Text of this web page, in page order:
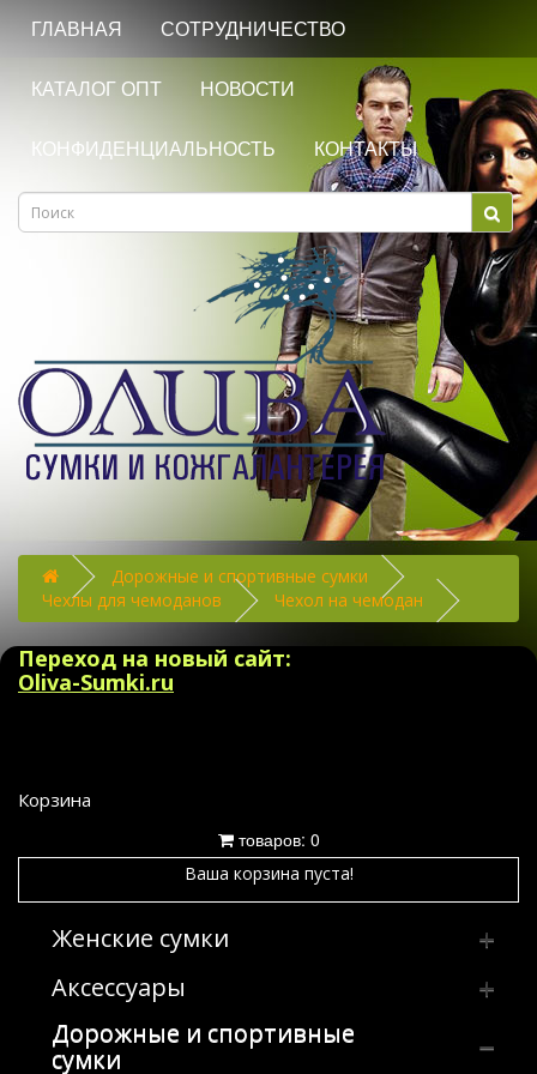
ГЛАВНАЯ СОТРУДНИЧЕСТВО
КАТАЛОГ ОПТ НОВОСТИ
КОНФИДЕНЦИАЛЬНОСТЬ КОНТАКТЫ
Дорожные и спортивные сумки
Чехлы для чемоданов
Чехол на чемодан
Переход на новый сайт:
Oliva-Sumki.ru
Корзина
товаров: 0
Ваша корзина пуста!
Женские сумки
Клатчи
Клатчи из искусственных и
комбинированных материалов
Сумка женская производство Россия
Сумки из искусственных и
Аксессуары
Брелки
Плечевые ремни
Дорожные и спортивные
сумки